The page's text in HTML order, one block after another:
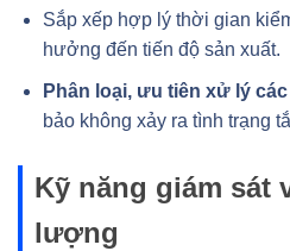
Sắp xếp hợp lý thời gian
hưởng đến tiến độ sản xuất.
Phân loại, ưu tiên xử lý
bảo không xảy ra tình trạng
Kỹ năng giám sát
lượng